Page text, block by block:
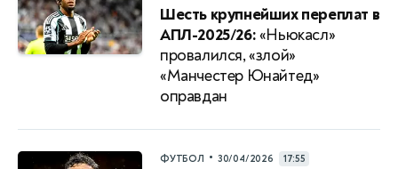
Шесть крупнейших переплат в
АПЛ-2025/26:«Ньюкасл»
провалился, «злой»
«Манчестер Юнайтед»
оправдан
ФУТБОЛ • 30/04/2026 17:55